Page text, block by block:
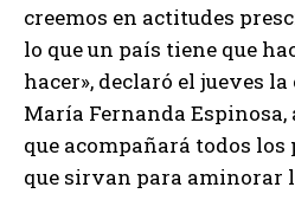
creemos en actitudes
lo que un país tiene que
hacer», declaró el jueves
María Fernanda
que acompañará todos los
que sirvan para aminorar